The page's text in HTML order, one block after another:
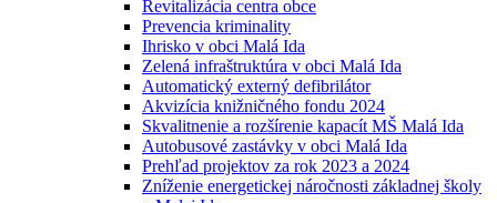
Revitalizácia centra obce
Prevencia kriminality
Ihrisko v obci Malá Ida
Zelená infraštruktúra v obci Malá Ida
Automatický externý defibrilátor
Akvizícia knižničného fondu 2024
Skvalitnenie a rozšírenie kapacít MŠ Malá Ida
Autobusové zastávky v obci Malá Ida
Prehľad projektov za rok 2023 a 2024
Zníženie energetickej náročnosti základnej školy